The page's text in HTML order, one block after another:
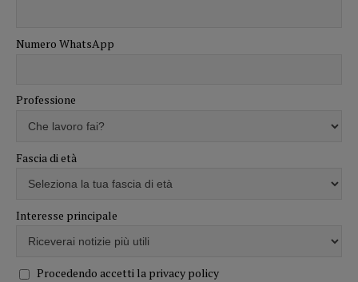
Numero WhatsApp
Professione
Fascia di età
Interesse principale
Procedendo accetti la privacy policy